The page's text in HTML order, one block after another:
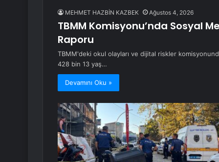
MEHMET HAZBİN KAZBEK Ağustos 4, 2026
TBMM Komisyonu’nda Sosyal
Raporu
TBMM'deki okul olayları ve dijital riskler
428 bin 13 yaş…
Devamını Oku »